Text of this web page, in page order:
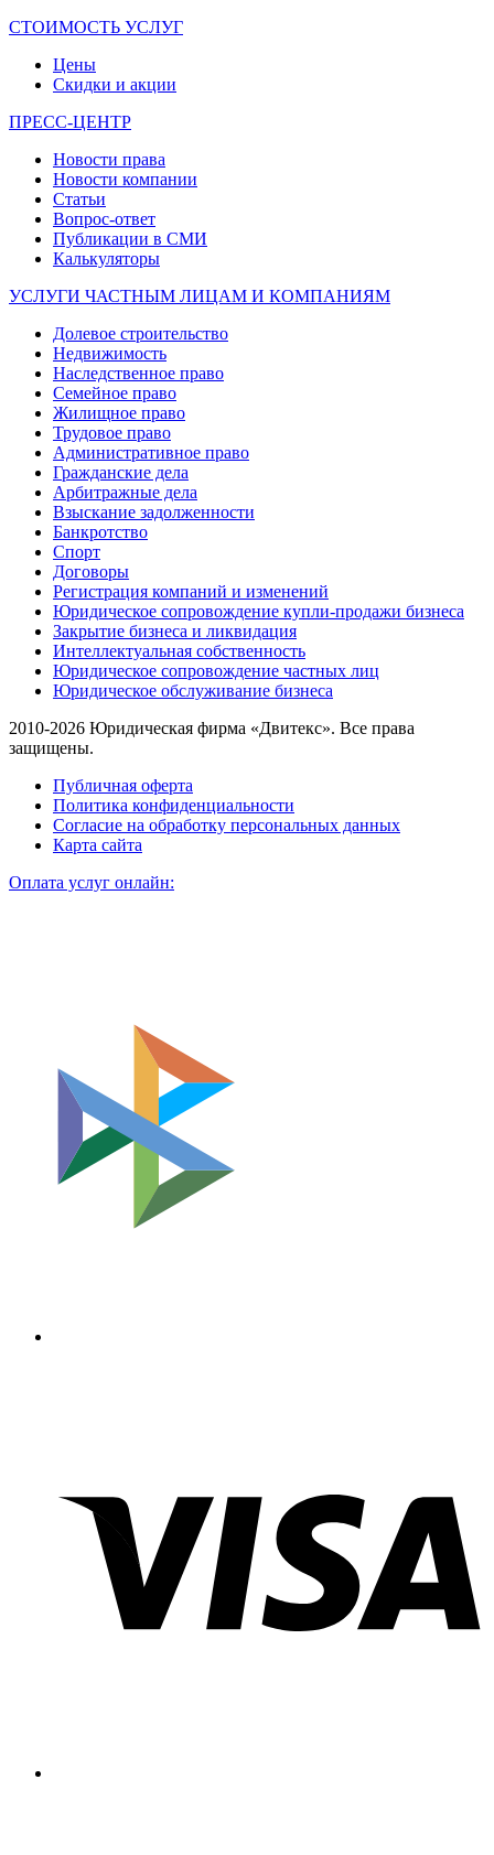
СТОИМОСТЬ УСЛУГ
Цены
Скидки и акции
ПРЕСС-ЦЕНТР
Новости права
Новости компании
Статьи
Вопрос-ответ
Публикации в СМИ
Калькуляторы
УСЛУГИ ЧАСТНЫМ ЛИЦАМ И КОМПАНИЯМ
Долевое строительство
Недвижимость
Наследственное право
Семейное право
Жилищное право
Трудовое право
Административное право
Гражданские дела
Арбитражные дела
Взыскание задолженности
Банкротство
Спорт
Договоры
Регистрация компаний и изменений
Юридическое сопровождение купли-продажи бизнеса
Закрытие бизнеса и ликвидация
Интеллектуальная собственность
Юридическое сопровождение частных лиц
Юридическое обслуживание бизнеса
2010-2026 Юридическая фирма «Двитекс». Все права
защищены.
Публичная оферта
Политика конфиденциальности
Согласие на обработку персональных данных
Карта сайта
Оплата услуг онлайн: